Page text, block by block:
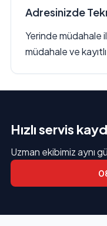
Adresinizde
Yerinde müdahale
müdahale ve
Hızlı servis
Uzman ekibimiz aynı